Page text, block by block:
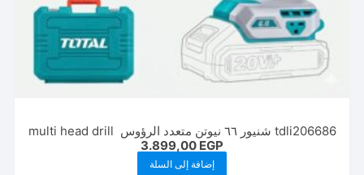
tdli206686 شنيور ٦٦ نيوتن متعدد الرؤوس multi head drill
3.899,00 EGP
إضافة إلى السلة